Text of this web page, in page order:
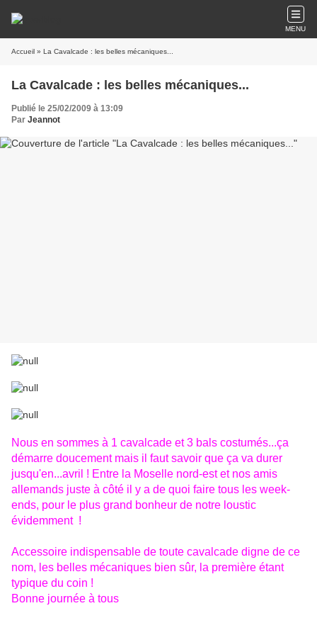
MENU
Accueil » La Cavalcade : les belles mécaniques...
La Cavalcade : les belles mécaniques...
Publié le 25/02/2009 à 13:09
Par Jeannot
Nous en sommes à 1 cavalcade et 3 bals costumés...ça
démarre doucement mais il faut savoir que ça va durer
jusqu'en...avril ! Entre la Moselle nord-est et nos amis
allemands juste à côté il y a de quoi faire tous les week-
ends, pour le plus grand bonheur de notre loustic
évidemment !
Accessoire indispensable de toute cavalcade digne de ce
nom, les belles mécaniques bien sûr, la première étant
typique du coin !
Bonne journée à tous